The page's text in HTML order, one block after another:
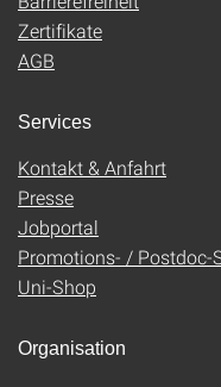
Zertifikate
AGB
Services
Kontakt & Anfahrt
Presse
Jobportal
Promotions- / Postdoc-
Uni-Shop
Organisation